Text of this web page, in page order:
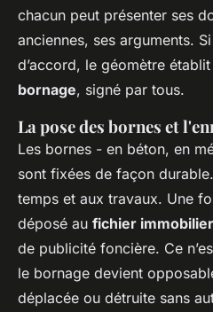
chacun peut présenter ses
anciennes, ses arguments.
d’accord, le géomètre
bornage, signé par tous.
La pose des bornes et
Les bornes - en béton, en
sont fixées de façon
temps et aux travaux. Une
déposé au fichier immobilier
de publicité foncière. Ce
le bornage devient
déplacée ou détruite sans